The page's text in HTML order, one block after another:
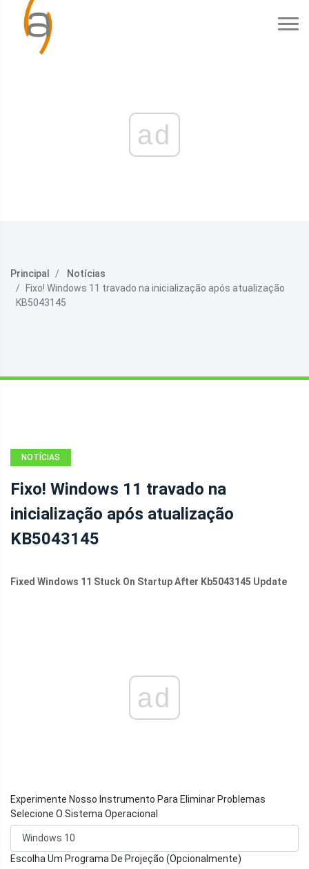
ad
Principal
Notícias
Fixo! Windows 11 travado na inicialização após atualização
KB5043145
NOTÍCIAS
Fixo! Windows 11 travado na
inicialização após atualização
KB5043145
Fixed Windows 11 Stuck On Startup After Kb5043145 Update
ad
Experimente Nosso Instrumento Para Eliminar Problemas
Selecione O Sistema Operacional
Escolha Um Programa De Projeção (Opcionalmente)